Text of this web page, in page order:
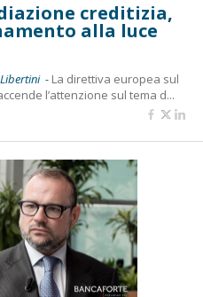
creditizia,
alla luce
- La direttiva europea sul
l’attenzione sul tema d...